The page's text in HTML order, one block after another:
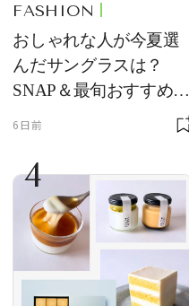
FASHION
おしゃれな人が今夏選
んだサングラスは？
SNAP＆最旬おすすめサ
6日前
4